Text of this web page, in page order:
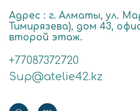
Адрес : г. Алматы, ул.
Тимирязева), дом 43,
второй этаж.
+77087372720
Sup@atelie42.kz